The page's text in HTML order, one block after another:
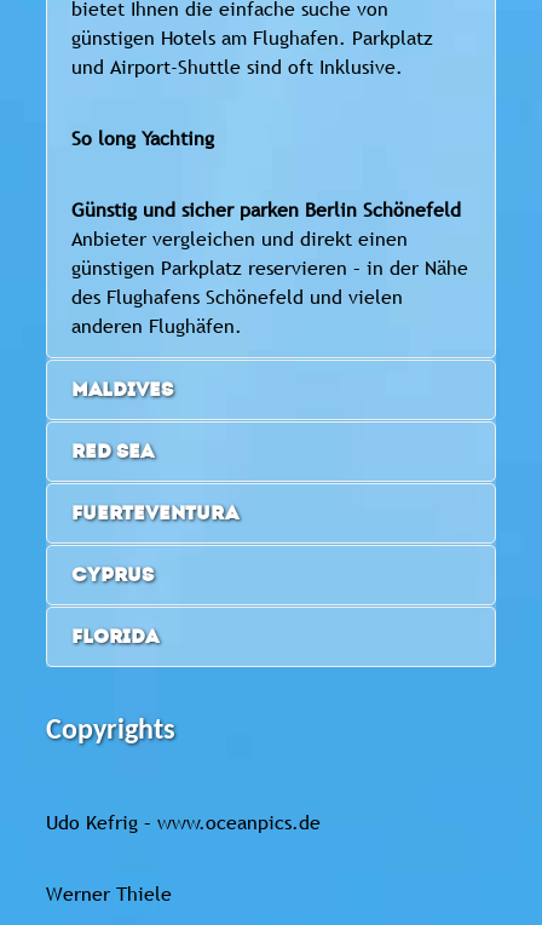
bietet Ihnen die einfache suche von
günstigen Hotels am Flughafen. Parkplatz
und Airport-Shuttle sind oft Inklusive.
So long Yachting
Günstig und sicher parken Berlin Schönefeld
Anbieter vergleichen und direkt einen
günstigen Parkplatz reservieren – in der Nähe
des Flughafens Schönefeld und vielen
anderen Flughäfen.
MALDIVES
RED SEA
FUERTEVENTURA
CYPRUS
FLORIDA
Copyrights
Udo Kefrig – www.oceanpics.de
Werner Thiele